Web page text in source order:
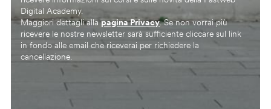
Digital Academy.
Maggiori dettagli allapagina Privacy. Se non vorrai più
ricevere le nostre newsletter sarà sufficiente cliccare sul link
in fondo alle email che riceverai per richiedere la
cancellazione.